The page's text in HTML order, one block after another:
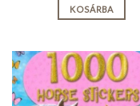
KOSÁRBA